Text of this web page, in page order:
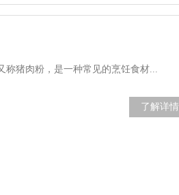
称猪肉粉，是一种常见的烹饪食材...
了解详情